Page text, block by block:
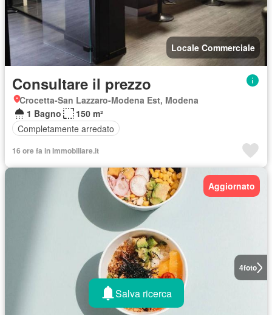
Locale Commerciale
Consultare il prezzo
Crocetta-San Lazzaro-Modena Est, Modena
1 Bagno
150 m²
Completamente arredato
16 ore fa in Immobiliare.it
4foto
Aggiornato
Salva ricerca